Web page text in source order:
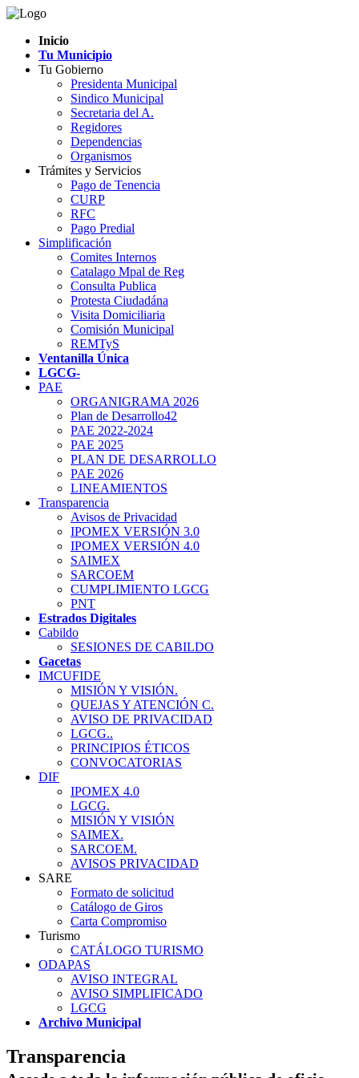
Inicio
Tu Municipio
Tu Gobierno
Presidenta Municipal
Sindico Municipal
Secretaria del A.
Regidores
Dependencias
Organismos
Trámites y Servicios
Pago de Tenencia
CURP
RFC
Pago Predial
Simplificación
Comites Internos
Catalago Mpal de Reg
Consulta Publica
Protesta Ciudadána
Visita Domiciliaria
Comisión Municipal
REMTyS
Ventanilla Única
LGCG-
PAE
ORGANIGRAMA 2026
Plan de Desarrollo42
PAE 2022-2024
PAE 2025
PLAN DE DESARROLLO
PAE 2026
LINEAMIENTOS
Transparencia
Avisos de Privacidad
IPOMEX VERSIÓN 3.0
IPOMEX VERSIÓN 4.0
SAIMEX
SARCOEM
CUMPLIMIENTO LGCG
PNT
Estrados Digitales
Cabildo
SESIONES DE CABILDO
Gacetas
IMCUFIDE
MISIÓN Y VISIÓN.
QUEJAS Y ATENCIÓN C.
AVISO DE PRIVACIDAD
LGCG..
PRINCIPIOS ÉTICOS
CONVOCATORIAS
DIF
IPOMEX 4.0
LGCG.
MISIÓN Y VISIÓN
SAIMEX.
SARCOEM.
AVISOS PRIVACIDAD
SARE
Formato de solicitud
Catálogo de Giros
Carta Compromiso
Turismo
CATÁLOGO TURISMO
ODAPAS
AVISO INTEGRAL
AVISO SIMPLIFICADO
LGCG
Archivo Municipal
Transparencia